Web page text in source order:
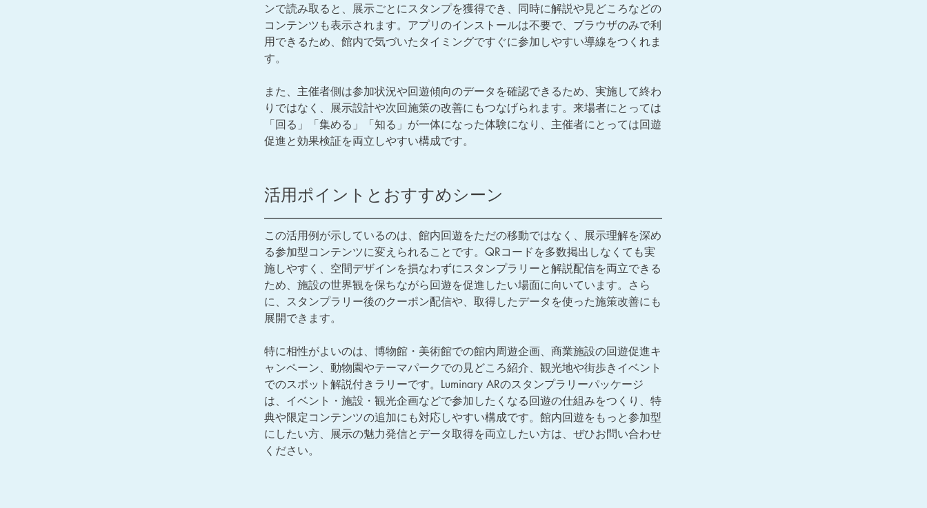
ンで読み取ると、展示ごとにスタンプを獲得でき、同時に解説や見どころなどの
コンテンツも表示されます。アプリのインストールは不要で、ブラウザのみで利
用できるため、館内で気づいたタイミングですぐに参加しやすい導線をつくれま
す。
また、主催者側は参加状況や回遊傾向のデータを確認できるため、実施して終わ
りではなく、展示設計や次回施策の改善にもつなげられます。来場者にとっては
「回る」「集める」「知る」が一体になった体験になり、主催者にとっては回遊
促進と効果検証を両立しやすい構成です。
活用ポイントとおすすめシーン
この活用例が示しているのは、館内回遊をただの移動ではなく、展示理解を深め
る参加型コンテンツに変えられることです。QRコードを多数掲出しなくても実
施しやすく、空間デザインを損なわずにスタンプラリーと解説配信を両立できる
ため、施設の世界観を保ちながら回遊を促進したい場面に向いています。さら
に、スタンプラリー後のクーポン配信や、取得したデータを使った施策改善にも
展開できます。
特に相性がよいのは、博物館・美術館での館内周遊企画、商業施設の回遊促進キ
ャンペーン、動物園やテーマパークでの見どころ紹介、観光地や街歩きイベント
でのスポット解説付きラリーです。Luminary ARのスタンプラリーパッケージ
は、イベント・施設・観光企画などで参加したくなる回遊の仕組みをつくり、特
典や限定コンテンツの追加にも対応しやすい構成です。館内回遊をもっと参加型
にしたい方、展示の魅力発信とデータ取得を両立したい方は、ぜひお問い合わせ
ください。